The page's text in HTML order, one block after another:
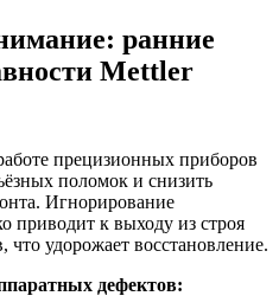
ранние
Mettler
прецизионных приборов
поломок и снизить
Игнорирование
приводит к выходу из строя
что удорожает восстановление.
дефектов: